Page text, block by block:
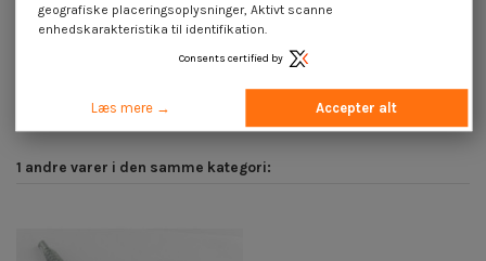
Skrue hængsel 6X50 Gevind 38
T30 Rustfrit stål A2 lakeret hvid
RAL9016 trafik hvid
1 andre varer i den samme kategori:
geografiske placeringsoplysninger, Aktivt scanne
enhedskarakteristika til identifikation.
Consents certified by
Læs mere → Accepter alt